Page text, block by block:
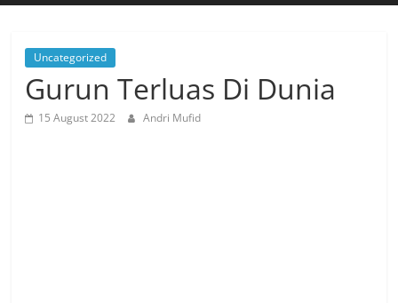
Uncategorized
Gurun Terluas Di Dunia
15 August 2022 Andri Mufid